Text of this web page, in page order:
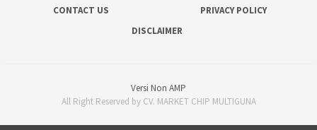
CONTACT US
PRIVACY POLICY
DISCLAIMER
Versi Non AMP
All Right Reserved by CV. MARKET CHIP MULTIGUNA